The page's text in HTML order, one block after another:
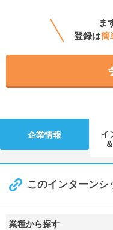
ま
登録は簡
企業情報
イ
このインターン
業種から探す